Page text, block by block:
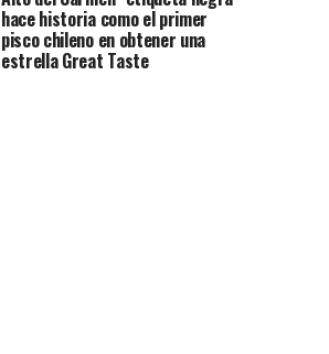
hace historia como el primer
pisco chileno en obtener una
estrella Great Taste